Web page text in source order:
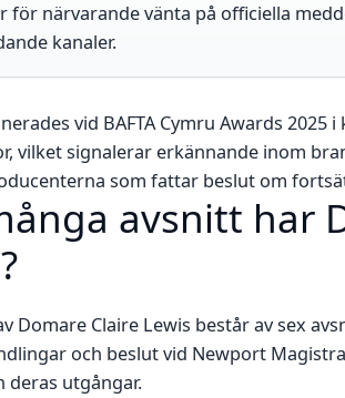
för närvarande vänta på officiella
kanaler.
vid BAFTA Cymru Awards 2025
vilket signalerar erkännande inom
som fattar beslut om
avsnitt har
Domare Claire Lewis består av sex
och beslut vid Newport
deras utgångar.